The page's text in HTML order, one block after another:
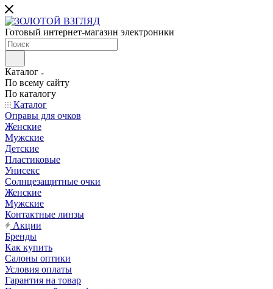
Готовый интернет-магазин электроники
Каталог
По всему сайту
По каталогу
Каталог
Оправы для очков
Женские
Мужские
Детские
Пластиковые
Унисекс
Солнцезащитные очки
Женские
Мужские
Контактные линзы
Акции
Бренды
Как купить
Салоны оптики
Условия оплаты
Гарантия на товар